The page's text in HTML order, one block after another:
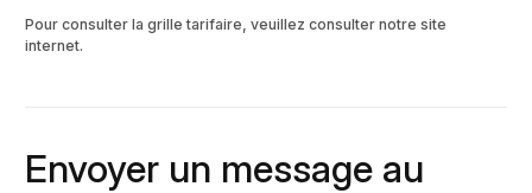
Envoyer un message au
Pour consulter la grille tarifaire, veuillez consulter notre site
internet.